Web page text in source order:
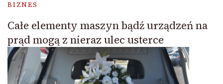
BIZNES
Całe elementy maszyn bądź urządzeń na
prąd mogą z nieraz ulec usterce